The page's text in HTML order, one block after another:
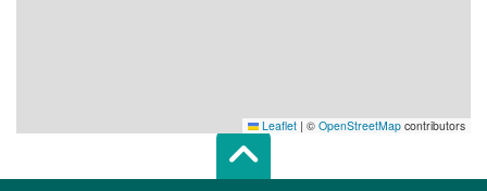
Leaflet | © OpenStreetMap contributors
Scroll top of